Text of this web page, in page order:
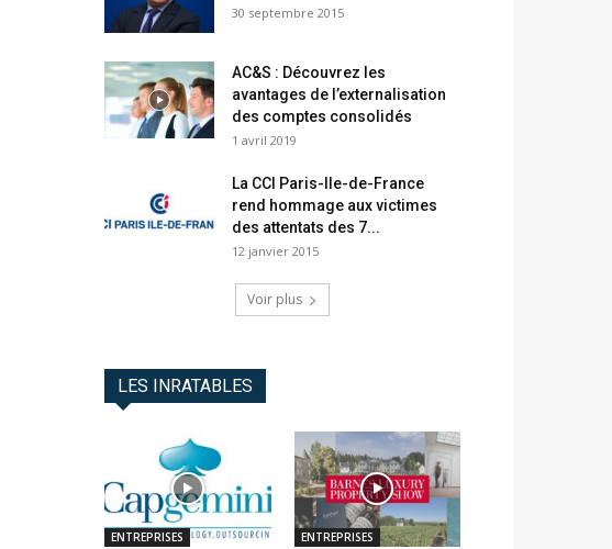
30 septembre 2015
AC&S : Découvrez les
avantages de l’externalisation
des comptes consolidés
1 avril 2019
La CCI Paris-Ile-de-France
rend hommage aux victimes
des attentats des 7...
12 janvier 2015
Voir plus
LES INRATABLES
ENTREPRISES ENTREPRISES